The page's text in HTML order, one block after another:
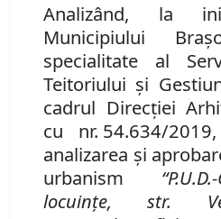
Analizând, la
Municipiului
specialitate al
Teitoriului şi
cadrul Direcției
cu nr. 54.634/2019
analizarea şi
urbanism “P.U.D.-
locuinţe, str.